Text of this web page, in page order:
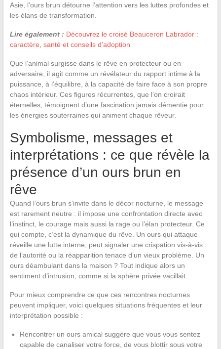
Asie, l’ours brun détourne l’attention vers les luttes profondes et
les élans de transformation.
Lire également : Découvrez le croisé Beauceron Labrador :
caractère, santé et conseils d'adoption
Que l’animal surgisse dans le rêve en protecteur ou en
adversaire, il agit comme un révélateur du rapport intime à la
puissance, à l’équilibre, à la capacité de faire face à son propre
chaos intérieur. Ces figures récurrentes, que l’on croirait
éternelles, témoignent d’une fascination jamais démentie pour
les énergies souterraines qui animent chaque rêveur.
Symbolisme, messages et
interprétations : ce que révèle la
présence d’un ours brun en
rêve
Quand l’ours brun s’invite dans le décor nocturne, le message
est rarement neutre : il impose une confrontation directe avec
l’instinct, le courage mais aussi la rage ou l’élan protecteur. Ce
qui compte, c’est la dynamique du rêve. Un ours qui attaque
réveille une lutte interne, peut signaler une crispation vis-à-vis
de l’autorité ou la réapparition tenace d’un vieux problème. Un
ours déambulant dans la maison ? Tout indique alors un
sentiment d’intrusion, comme si la sphère privée vacillait.
Pour mieux comprendre ce que ces rencontres nocturnes
peuvent impliquer, voici quelques situations fréquentes et leur
interprétation possible :
Rencontrer un ours amical suggère que vous vous sentez
capable de canaliser votre force, de vous blottir sous votre